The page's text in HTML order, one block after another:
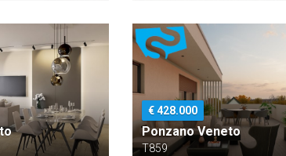
€ 428.000
Ponzano Veneto
T859